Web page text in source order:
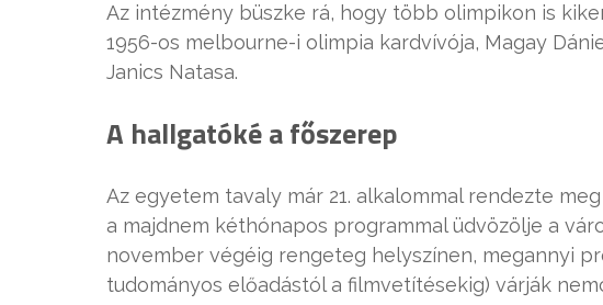
Az intézmény büszke rá, hogy több olimpikon is
1956-os melbourne-i olimpia kardvívója, Magay
Janics Natasa.
A hallgatóké a főszerep
Az egyetem tavaly már 21. alkalommal rendezte
a majdnem kéthónapos programmal üdvözölje a
november végéig rengeteg helyszínen, megannyi
tudományos előadástól a filmvetítésekig) várják